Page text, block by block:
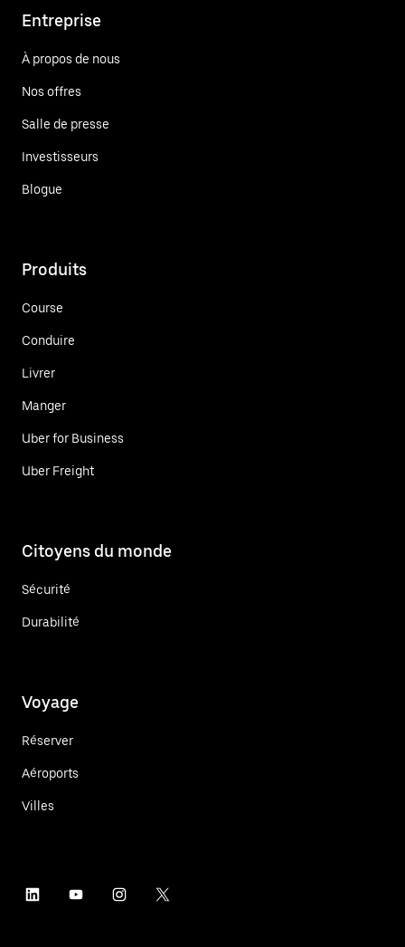
Entreprise
À propos de nous
Nos offres
Salle de presse
Investisseurs
Blogue
Produits
Course
Conduire
Livrer
Manger
Uber for Business
Uber Freight
Citoyens du monde
Sécurité
Durabilité
Voyage
Réserver
Aéroports
Villes